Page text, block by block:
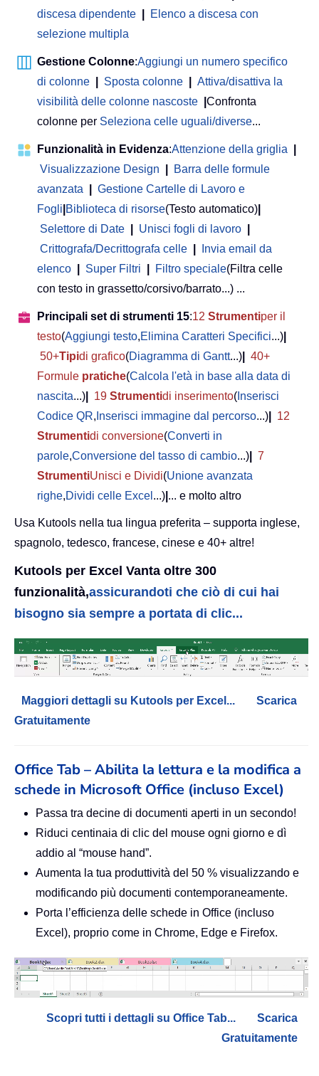
discesa dipendente
Elenco a discesa con
selezione multipla
Gestione Colonne:Aggiungi un numero specifico
di colonne
Sposta colonne
Attiva/disattiva la
visibilità delle colonne nascoste
Confronta
colonne per Seleziona celle uguali/diverse...
Funzionalità in Evidenza:Attenzione della griglia
Visualizzazione Design
Barra delle formule
avanzata
Gestione Cartelle di Lavoro e
Fogli Biblioteca di risorse(Testo automatico)
Selettore di Date
Unisci fogli di lavoro
Crittografa/Decrittografa celle
Invia email da
elenco
Super Filtri Filtro speciale(Filtra celle
con testo in grassetto/corsivo/barrato...) ...
Principali set di strumenti 15:12 Strumentiper il
testo(Aggiungi testo,Elimina Caratteri Specifici...)
50+Tipidi grafico(Diagramma di Gantt...)
40+
Formule pratiche(Calcola l'età in base alla data di
nascita...) 19 Strumentidi inserimento( Inserisci
Codice QR, Inserisci immagine dal percorso...)
12
Strumentidi conversione(Converti in
parole,Conversione del tasso di cambio...)
7
StrumentiUnisci e Dividi(Unione avanzata
righe,Dividi celle Excel ...) ... e molto altro
Usa Kutools nella tua lingua preferita – supporta inglese,
spagnolo, tedesco, francese, cinese e 40+ altre!
Kutools per Excel Vanta oltre 300
funzionalità,assicurandoti che ciò di cui hai
bisogno sia sempre a portata di clic...
Maggiori dettagli su Kutools per Excel...
Scarica
Gratuitamente
Office Tab – Abilita la lettura e la modifica a
schede in Microsoft Office (incluso Excel)
Passa tra decine di documenti aperti in un secondo!
Riduci centinaia di clic del mouse ogni giorno e dì
addio al “mouse hand”.
Aumenta la tua produttività del 50 % visualizzando e
modificando più documenti contemporaneamente.
Porta l’efficienza delle schede in Office (incluso
Excel), proprio come in Chrome, Edge e Firefox.
Scopri tutti i dettagli su Office Tab...
Scarica
Gratuitamente